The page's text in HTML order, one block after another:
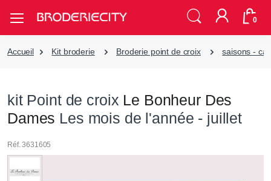
0
Accueil Kit broderie Broderie point de croix saisons -
kit Point de croix Le Bonheur Des
Dames Les mois de l'année - juillet
Réf. 3631605